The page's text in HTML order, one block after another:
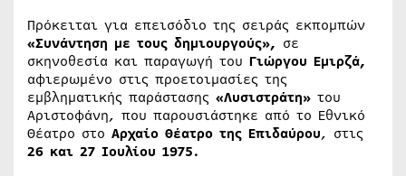
Πρόκειται για επεισόδιο της σειράς εκπομπών
«Συνάντηση με τους δημιουργούς», σε
σκηνοθεσία και παραγωγή του Γιώργου Εμιρζά,
αφιερωμένο στις προετοιμασίες της
εμβληματικής παράστασης «Λυσιστράτη» του
Αριστοφάνη, που παρουσιάστηκε από το Εθνικό
Θέατρο στο Αρχαίο Θέατρο της Επιδαύρου, στις
26 και 27 Ιουλίου 1975.